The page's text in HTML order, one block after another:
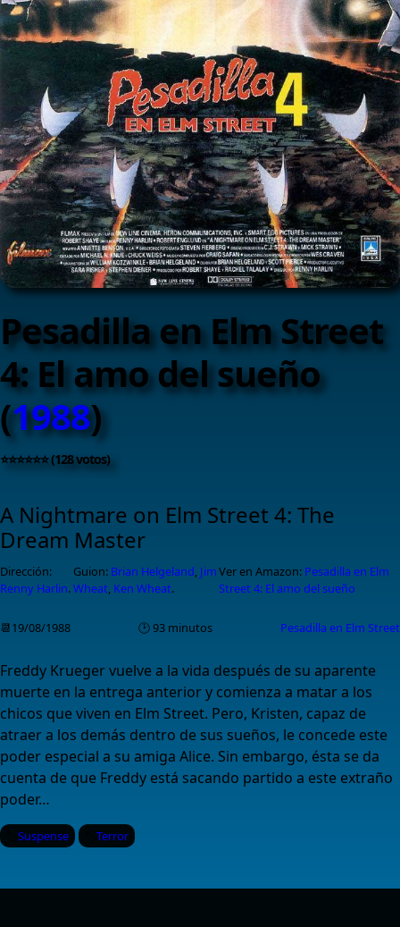
Pesadilla en Elm Street
4: El amo del sueño
(1988)
⭐⭐⭐⭐⭐⭐ (128 votos)
A Nightmare on Elm Street 4: The
Dream Master
Dirección:
Renny Harlin.
Guion: Brian Helgeland Jim
Wheat Ken Wheat.
Ver en Amazon: Pesadilla en Elm
Street 4: El amo del sueño
📆19/08/1988 🕑 93 minutos Pesadilla en Elm Street
Freddy Krueger vuelve a la vida después de su aparente
muerte en la entrega anterior y comienza a matar a los
chicos que viven en Elm Street. Pero, Kristen, capaz de
atraer a los demás dentro de sus sueños, le concede este
poder especial a su amiga Alice. Sin embargo, ésta se da
cuenta de que Freddy está sacando partido a este extraño
poder…
Suspense Terror